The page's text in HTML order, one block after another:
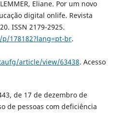
Eliane. Por um novo
digital onlife. Revista
ISSN 2179-2925.
178182?lang=pt-br.
article/view/63438. Acesso
de 17 de dezembro de
de pessoas com deficiência